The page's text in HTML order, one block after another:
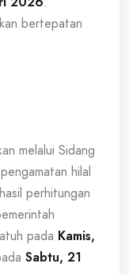
bertepatan
melalui Sidang
hilal
perhitungan
pada Kamis,
Sabtu, 21